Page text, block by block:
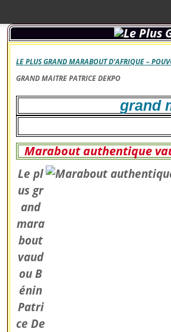
LE PLUS GRAND MARABOUT D’AFRIQUE –
GRAND MAITRE PATRICE DEKPO
grand
Marabout authentique
Le pl
us gr
and
mara
bout
vaud
ou B
énin
Patri
ce De